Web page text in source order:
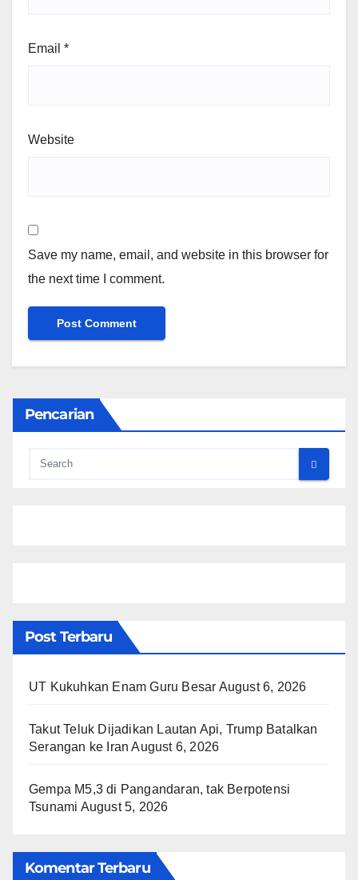
Email *
Website
Save my name, email, and website in this browser for
the next time I comment.
Pencarian
Post Terbaru
UT Kukuhkan Enam Guru Besar August 6, 2026
Takut Teluk Dijadikan Lautan Api, Trump Batalkan
Serangan ke Iran August 6, 2026
Gempa M5,3 di Pangandaran, tak Berpotensi
Tsunami August 5, 2026
Komentar Terbaru